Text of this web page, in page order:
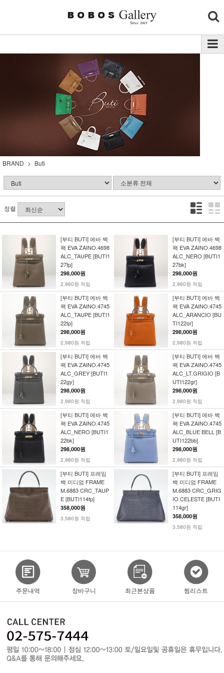
BRAND Buti
정렬
[부티 BUTI] 에바 백
팩 EVA ZAINO.4698
ALC_TAUPE [BUTI1
27tp]
298,000원
2,980원 적립
[부티 BUTI] 에바 백
팩 EVA ZAINO.4698
ALC_NERO [BUTI1
27bk]
298,000원
2,980원 적립
[부티 BUTI] 에바 백
팩 EVA ZAINO.4745
ALC_TAUPE [BUTI1
22tp]
298,000원
2,980원 적립
[부티 BUTI] 에바 백
팩 EVA ZAINO.4745
ALC_ARANCIO [BU
TI122or]
298,000원
2,980원 적립
[부티 BUTI] 에바 백
팩 EVA ZAINO.4745
ALC_GREY [BUTI1
22gy]
298,000원
2,980원 적립
[부티 BUTI] 에바 백
팩 EVA ZAINO.4745
ALC_LT.GRIGIO [B
UTI122gr]
298,000원
2,980원 적립
[부티 BUTI] 에바 백
팩 EVA ZAINO.4745
ALC_NERO [BUTI1
22bk]
298,000원
2,980원 적립
[부티 BUTI] 에바 백
팩 EVA ZAINO.4745
ALC_BLUE BELL [B
UTI122bb]
298,000원
2,980원 적립
[부티 BUTI] 프레임
백 미디엄 FRAME
M.6883 CRC_TAUP
E [BUTI114tp]
358,000원
3,580원 적립
[부티 BUTI] 프레임
백 미디엄 FRAME
M.6883 CRC_GRIG
IO CELESTE [BUTI
114gr]
358,000원
3,580원 적립
주문내역 장바구니 최근본상품 찜리스트